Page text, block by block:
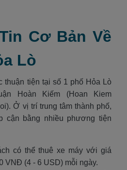
Cơ Bản Về
Lò
thuận tiện tại số 1 phố Hỏa Lò
Hoàn Kiếm (Hoan Kiem
Ở vị trí trung tâm thành phố,
cận bằng nhiều phương tiện
có thể thuê xe máy với giá
VNĐ (4 - 6 USD) mỗi ngày.